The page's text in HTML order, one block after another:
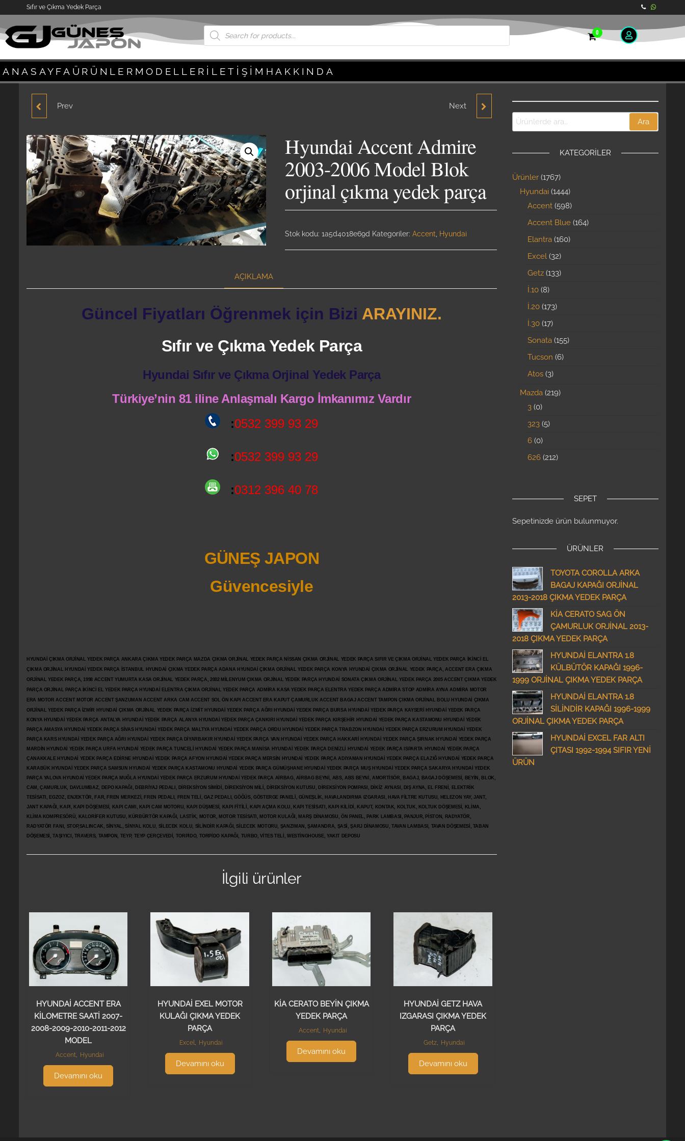
Sıfır ve Çıkma Yedek Parça
0
ANASAYFA ÜRÜNLER MODELLER İLETIŞIM HAKKINDA
HYUNDAI ACCENT
MODEL BEYIN ORJINAL
ÇIKMA YEDEK PARÇA
Prev HYUNDAI ACCENT
MODEL ARKA CAM
PARÇA
Next
Hyundai Accent Admire
2003-2006 Model Blok
orjinal çıkma yedek parça
Stok kodu:1a5d4018e69d Kategoriler:Accent Hyundai
AÇIKLAMA
Güncel Fiyatları Öğrenmek için Bizi ARAYINIZ.
Sıfır ve Çıkma Yedek Parça
Hyundai Sıfır ve Çıkma Orjinal Yedek Parça
Türkiye’nin 81 iline Anlaşmalı Kargo İmkanımız Vardır
:0532 399 93 29
:0532 399 93 29
:0312 396 40 78
GÜNEŞ JAPON
Güvencesiyle
HYUNDAİ ÇIKMA ORJİNAL YEDEK PARÇA ANKARA ÇIKMA YEDEK PARÇA MAZDA ÇIKMA ORJİNAL YEDEK PARÇA NİSSAN ÇIKMA ORJİNAL YEDEK PARÇA SIFIR VE ÇIKMA ORJİNAL YEDEK PARÇA İKİNCİ EL
ÇIKMA ORJİNAL HYUNDAİ YEDEK PARÇA İSTANBUL HYUNDAİ ÇIKMA YEDEK PARÇA ADANA HYUNDAİ ÇIKMA ORJİNAL YEDEK PARÇA KONYA HYUNDAİ ÇIKMA ORJİNAL YEDEK PARÇA, ACCENT ERA ÇIKMA
ORJİNAL YEDEK PARÇA, 1998 ACCENT YUMURTA KASA ORJİNAL YEDEK PARÇA, 2002 MİLENYUM ÇIKMA ORJİNAL YEDEK PARÇA HYUNDAİ SONATA ÇIKMA ORJİNAL YEDEK PARÇA 2005 ACCENT ÇIKMA YEDEK
PARÇA ORJİNAL PARÇA İKİNCİ EL YEDEK PARÇA HYUNDAİ ELENTRA ÇIKMA ORJİNAL YEDEK PARÇA ADMİRA KASA YEDEK PARÇA ELENTRA YEDEK PARÇA ADMİRA STOP ADMİRA AYNA ADMİRA MOTOR
ERA MOTOR ACCENT MOTOR ACCENT ŞANZUMAN ACCENT ARKA CAM ACCENT SOL ÖN KAPI ACCENT ERA KAPUT ÇAMURLUK ACCENT BAGAJ ACCENT TAMPON ÇIKMA ORJİNAL BOLU HYUNDAİ ÇIKMA
ORJİNAL YEDEK PARÇA İZMİR HYUNDAİ ÇIKMA ORJİNAL YEDEK PARÇA İZMİT HYUNDAİ YEDEK PARÇA AĞRI HYUNDAİ YEDEK PARÇA BURSA HYUNDAİ YEDEK PARÇA KAYSERİ HYUNDAİ YEDEK PARÇA
KONYA HYUNDAİ YEDEK PARÇA ANTALYA HYUNDAİ YEDEK PARÇA ALANYA HYUNDAİ YEDEK PARÇA ÇANKIRI HYUNDAİ YEDEK PARÇA KIRŞEHİR HYUNDAİ YEDEK PARÇA KASTAMONU HYUNDAİ YEDEK
PARÇA AMASYA HYUNDAİ YEDEK PARÇA SİVAS HYUNDAİ YEDEK PARÇA MALTYA HYUNDAİ YEDEK PARÇA ORDU HYUNDAİ YEDEK PARÇA TRABZON HYUNDAİ YEDEK PARÇA ERZURUM HYUNDAİ YEDEK
PARÇA KARS HYUNDAİ YEDEK PARÇA AĞRI HYUNDAİ YEDEK PARÇA DİYARBAKIR HYUNDAİ YEDEK PARÇA VAN HYUNDAİ YEDEK PARÇA HAKKARİ HYUNDAİ YEDEK PARÇA ŞIRNAK HYUNDAİ YEDEK PARÇA
MARDİN HYUNDAİ YEDEK PARÇA URFA HYUNDAİ YEDEK PARÇA TUNCELİ HYUNDAİ YEDEK PARÇA MANİSA HYUNDAİ YEDEK PARÇA DENİZLİ HYUNDAİ YEDEK PARÇA ISPARTA HYUNDAİ YEDEK PARÇA
ÇANAKKALE HYUNDAİ YEDEK PARÇA EDİRNE HYUNDAİ YEDEK PARÇA AFYON HYUNDAİ YEDEK PARÇA MERSİN HYUNDAİ YEDEK PARÇA ADIYAMAN HYUNDAİ YEDEK PARÇA ELAZIĞ HYUNDAİ YEDEK PARÇA
KARABÜK HYUNDAİ YEDEK PARÇA SAMSUN HYUNDAİ YEDEK PARÇA KASTAMONU HYUNDAİ YEDEK PARÇA GÜMÜŞHANE HYUNDAİ YEDEK PARÇA MUŞ HYUNDAİ YEDEK PARÇA SAKARYA HYUNDAİ YEDEK
PARÇA YALOVA HYUNDAİ YEDEK PARÇA MUĞLA HYUNDAİ YEDEK PARÇA ERZURUM HYUNDAİ YEDEK PARÇA AİRBAG, AİRBAG BEYNİ, ABS, ABS BEYNİ, AMORTİSÖR, BAGAJ, BAGAJ DÖŞEMESİ, BEYİN, BLOK,
CAM, ÇAMURLUK, DAVLUMBAZ, DEPO KAPAĞI, DEBRİYAJ PEDALI, DİREKSİYON SİMİDİ, DİREKSİYON MİLİ, DİREKSİYON KUTUSU, DİREKSİYON POMPASI, DİKİZ AYNASI, DIŞ AYNA, EL FRENİ, ELEKTRİK
TESİSATI, EGZOZ, ENJEKTÖR, FAR, FREN MERKEZİ, FREN PEDALI, FREN TELİ, GAZ PEDALI, GÖĞÜS, GÖSTERGE PANELİ, GÜNEŞLİK, HAVALANDIRMA IZGARASI, HAVA FİLTRE KUTUSU, HELEZON YAY, JANT,
JANT KAPAĞI, KAPI, KAPI DÖŞEMESİ, KAPI CAMI, KAPI CAM MOTORU, KAPI DÜŞMESİ, KAPI FİTİLİ, KAPI AÇMA KOLU, KAPI TESİSATI, KAPI KİLİDİ, KAPUT, KONTAK, KOLTUK, KOLTUK DÖŞEMESİ, KLİMA,
KLİMA KOMPRESÖRÜ, KALORİFER KUTUSU, KÜRBÜRTÖR KAPAĞI, LASTİK, MOTOR, MOTOR TESİSATI, MOTOR KULAĞI, MARŞ DİNAMOSU, ÖN PANEL, PARK LAMBASI, PANJUR, PİSTON, RADYATÖR,
RADYATÖR FANI, STOP,SALINCAK, SİNYAL, SİNYAL KOLU, SİLECEK KOLU, SİLİNDİR KAPAĞI, SİLECEK MOTORU, ŞANZIMAN, ŞAMANDRA, ŞASİ, ŞARJ DİNAMOSU, TAVAN LAMBASI, TAVAN DÖŞEMESİ, TABAN
DÖŞEMESİ, TAŞIYICI, TRAVERS, TAMPON, TEYP, TEYP ÇERÇEVEDİ, TORPİDO, TORPİDO KAPAĞI, TURBO, VİTES TELİ, WESTİNGHOUSE, YAKIT DEPOSU
İlgili ürünler
HYUNDAİ ACCENT ERA
KİLOMETRE SAATİ 2007-
2008-2009-2010-2011-2012
MODEL
Accent, Hyundai
Devamını oku
HYUNDAİ EXEL MOTOR
KULAĞI ÇIKMA YEDEK
PARÇA
Excel, Hyundai
Devamını oku
KİA CERATO BEYİN ÇIKMA
YEDEK PARÇA
Accent, Hyundai
Devamını oku
HYUNDAİ GETZ HAVA
IZGARASI ÇIKMA YEDEK
PARÇA
Getz, Hyundai
Devamını oku
Ara
KATEGORILER
Ürünler 1767
Hyundai 1444
Accent 598
Accent Blue 164
Elantra 160
Excel 32
Getz 133
İ.10 8
İ.20 173
İ.30 17
Sonata 155
Tucson 6
Atos 3
Mazda 219
3 0
323 5
6 0
626 212
SEPET
Sepetinizde ürün bulunmuyor.
ÜRÜNLER
TOYOTA COROLLA ARKA
BAGAJ KAPAĞI ORJİNAL
2013-2018 ÇIKMA YEDEK PARÇA
KİA CERATO SAG ÖN
ÇAMURLUK ORJİNAL 2013-
2018 ÇIKMA YEDEK PARÇA
HYUNDAİ ELANTRA 1.8
KÜLBÜTÖR KAPAĞI 1996-
1999 ORJİNAL ÇIKMA YEDEK PARÇA
HYUNDAİ ELANTRA 1.8
SİLİNDİR KAPAĞI 1996-1999
ORJİNAL ÇIKMA YEDEK PARÇA
HYUNDAİ EXCEL FAR ALTI
ÇITASI 1992-1994 SIFIR YENİ
ÜRÜN